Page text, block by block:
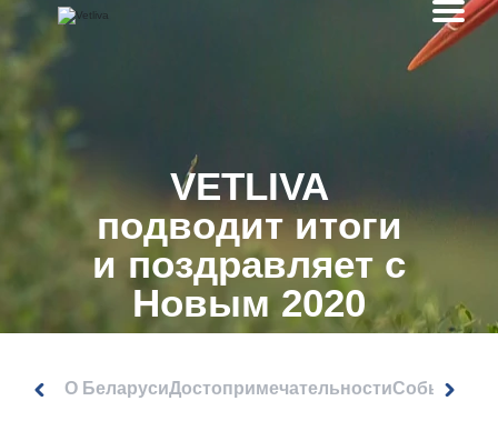
VETLIVA
подводит итоги
и поздравляет с
Новым 2020
годом
О БеларусиДостопримечательностиСобытия